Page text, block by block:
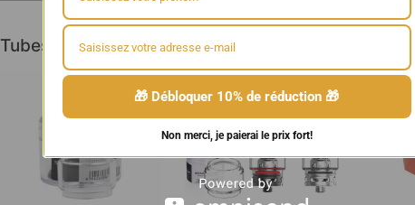
Tubes Pyrex et Réservoirs
🎁 Débloquer 10% de réduction 🎁
Non merci, je paierai le prix fort!